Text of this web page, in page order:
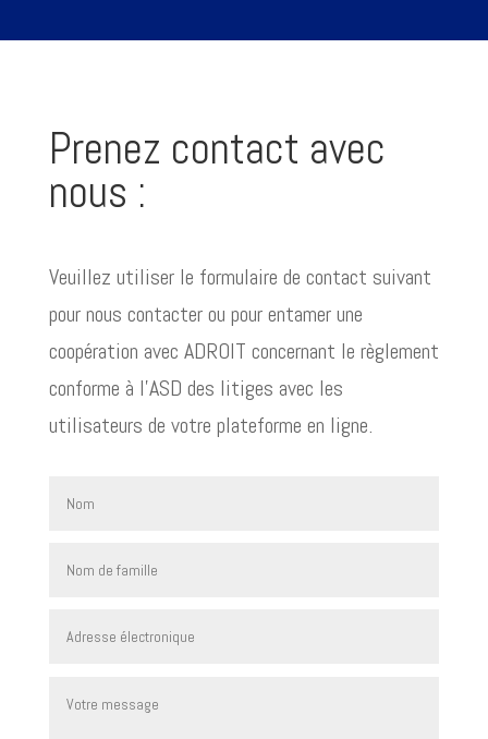
Prenez contact avec
nous :
Veuillez utiliser le formulaire de contact suivant
pour nous contacter ou pour entamer une
coopération avec ADROIT concernant le règlement
conforme à l’ASD des litiges avec les
utilisateurs de votre plateforme en ligne.